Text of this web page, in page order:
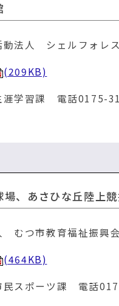
動法人 シェルフォレ
(209KB)
涯学習課 電話0175-
、あさひな丘陸上
むつ市教育福祉振興会
(464KB)
民スポーツ課 電話